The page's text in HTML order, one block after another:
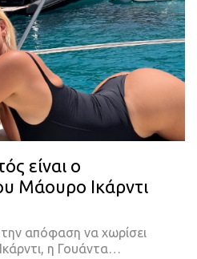
είναι ο
Μάουρο Ικάρντι
απόφαση να χωρίσει
η Γουάντα…